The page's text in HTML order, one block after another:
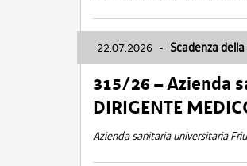
22.07.2026 - Scadenza
315/26 – Azienda
DIRIGENTE
Azienda sanitaria universitaria